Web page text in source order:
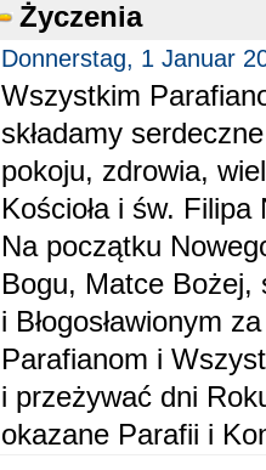
Życzenia
Donnerstag, 1 Januar
Wszystkim
składamy
pokoju, zdrowia,
Kościoła i św. Filipa
Na początku
Bogu, Matce Bożej,
i Błogosławionym
Parafianom i
i przeżywać dni
okazane Parafii i